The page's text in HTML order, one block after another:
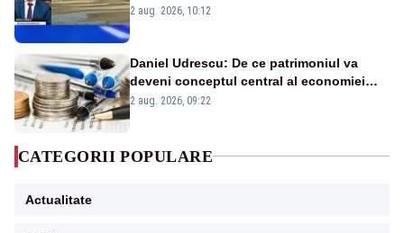
protejăm și natura, dar nu șținem omaneii
2 aug. 2026, 10:12
Daniel Udrescu: De ce patrimoniul va
deveni conceptul central al economiei
viitoare?
2 aug. 2026, 09:22
CATEGORII POPULARE
Actualitate